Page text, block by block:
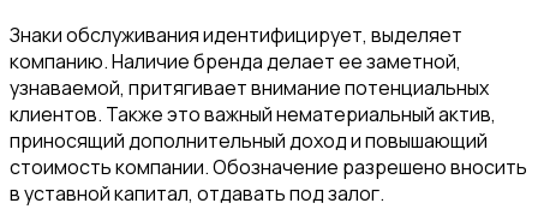
Знаки обслуживания идентифицирует, выделяет
компанию. Наличие бренда делает ее заметной,
узнаваемой, притягивает внимание потенциальных
клиентов. Также это важный нематериальный актив,
приносящий дополнительный доход и повышающий
стоимость компании. Обозначение разрешено вносить
в уставной капитал, отдавать под залог.